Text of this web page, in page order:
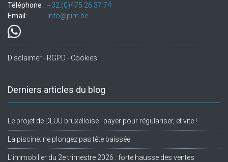
Téléphone : +32.(0)475 26 37 74
Email:
info@pim.be
Disclaimer - RGPD - Cookies
Derniers articles du blog
Le projet de DLUU bruxelloise : payer pour régulariser, et vite !
La piscine: ne plongez pas tête baissée
L’immobilier du 2e trimestre 2026 : forte hausse des ventes